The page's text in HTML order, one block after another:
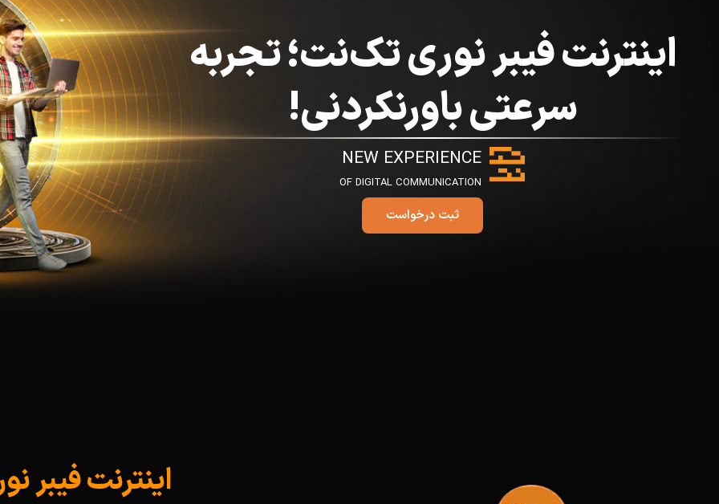
اینترنت فیبر نوری تک‌نت؛ تجربه
سرعتی باورنکردنی!
NEW EXPERIENCE
OF DIGITAL COMMUNICATION
ثبت درخواست
اینترنت فیبر